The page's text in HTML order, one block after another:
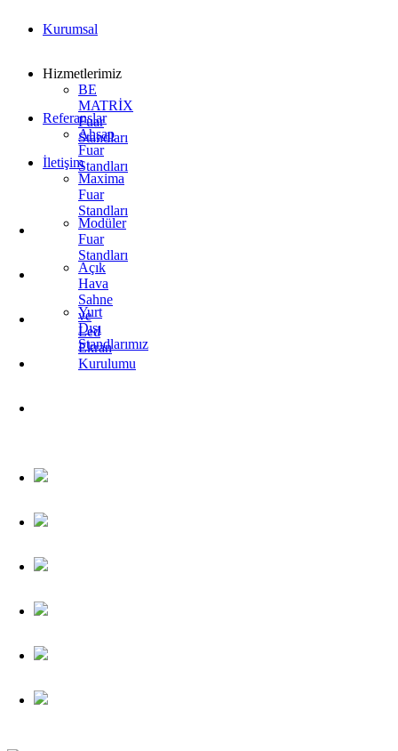
Kurumsal
Hizmetlerimiz
BE
MATRİX
Fuar
Standları
Ahşap
Fuar
Standları
Maxima
Fuar
Standları
Modüler
Fuar
Standları
Açık
Hava
Sahne
ve
Led
Ekran
Kurulumu
Yurt
Dışı
Standlarımız
Referanslar
İletişim